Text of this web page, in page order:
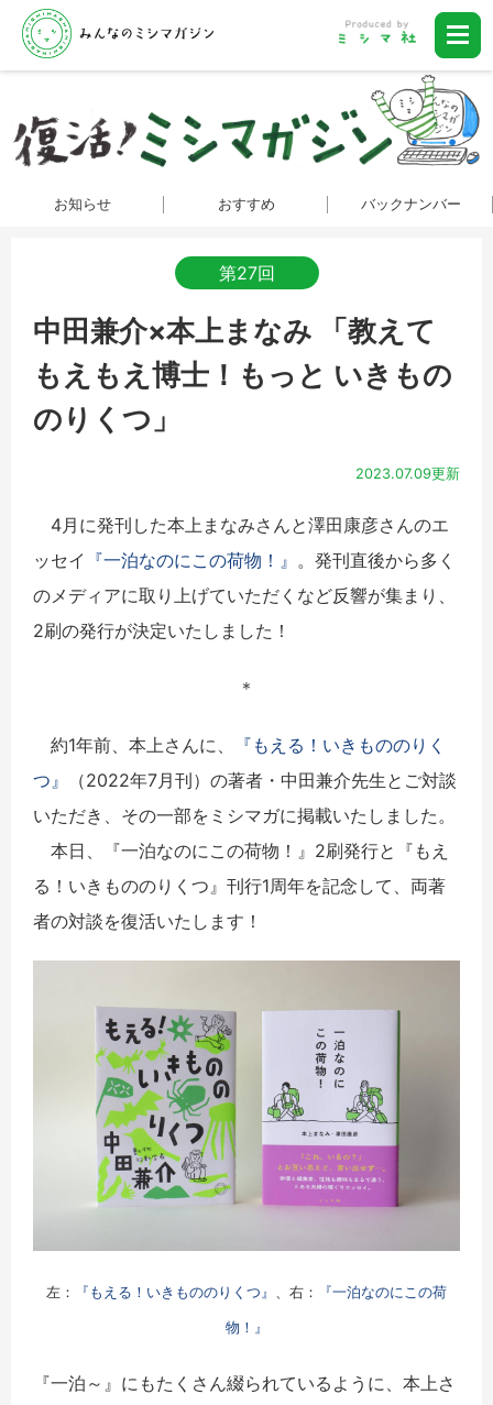
お知らせ おすすめ バックナンバー
第27回
中田兼介×本上まなみ 「教えて
もえもえ博士！もっと いきもの
のりくつ」
2023.07.09更新
4月に発刊した本上まなみさんと澤田康彦さんのエ
ッセイ 『一泊なのにこの荷物！』 。発刊直後から多く
のメディアに取り上げていただくなど反響が集まり、
2刷の発行が決定いたしました！
＊
約1年前、本上さんに、
『もえる！いきもののりく
つ』
（2022年7月刊）の著者・中田兼介先生とご対談
いただき、その一部をミシマガに掲載いたしました。
本日、『一泊なのにこの荷物！』2刷発行と『もえ
る！いきもののりくつ』刊行1周年を記念して、両著
者の対談を復活いたします！
左： 『もえる！いきもののりくつ』 、右： 『一泊なのにこの荷
物！』
『一泊～』にもたくさん綴られているように、本上さ